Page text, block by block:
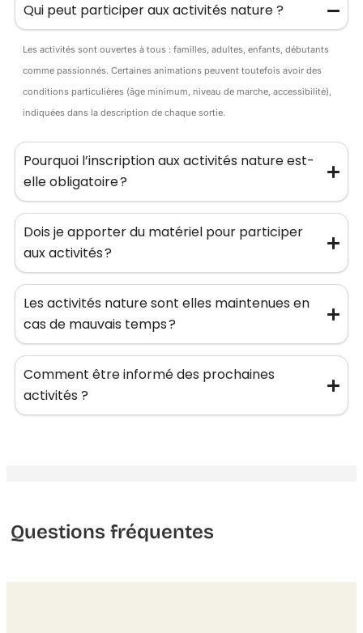
Qui peut participer aux activités nature ?
Les activités sont ouvertes à tous : familles, adultes, enfants, débutants
comme passionnés. Certaines animations peuvent toutefois avoir des
conditions particulières (âge minimum, niveau de marche, accessibilité),
indiquées dans la description de chaque sortie.
Pourquoi l’inscription aux activités nature est-
elle obligatoire ?
Dois je apporter du matériel pour participer
aux activités ?
Les activités nature sont elles maintenues en
cas de mauvais temps ?
Comment être informé des prochaines
activités ?
Questions fréquentes